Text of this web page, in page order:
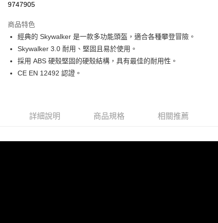
上海商業儲蓄銀行
臺灣中小企業銀行
匯豐（台灣）商業銀行
華泰商業銀行
聯邦商業銀行
遠東國際商業銀行
元大商業銀行
永豐商業銀行
玉山商業銀行
LINE Pay
Apple Pay
ATM付款
付款後全家取貨
9747905
商品特色
經典的 Skywalker 是一款多功能頭盔，適合各種攀登冒險。
Skywalker 3.0 耐用、堅固且易於使用。
採用 ABS 硬殼堅固的硬殼結構，具有最佳的耐用性。
CE EN 12492 認證。
詳細說明 商品規格 相關推薦